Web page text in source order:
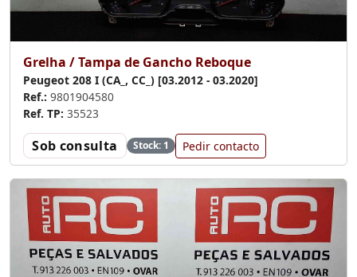
Grelha / Tampa de Gancho Reboque
Peugeot 208 I (CA_, CC_) [03.2012 - 03.2020]
Ref.: 9801904580
Ref. TP: 35523
Sob consulta Stock: 1 Pedir contacto